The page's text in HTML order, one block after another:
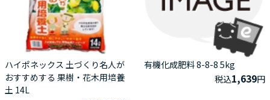
ハイポネックス 土づくり名人が
おすすめする 果樹・花木用培養
土 14L
有機化成肥料 8-8-8 5kg
税込1,639円